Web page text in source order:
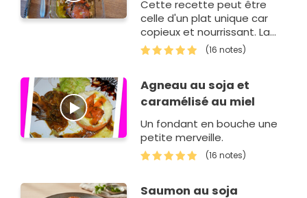
Cette recette peut être
celle d'un plat unique car
copieux et nourrissant. La
tomate et les ingrédients lui
donnent des saveurs et de
(16 notes)
Agneau au soja et
caramélisé au miel
Un fondant en bouche une
petite merveille.
(16 notes)
Saumon au soja